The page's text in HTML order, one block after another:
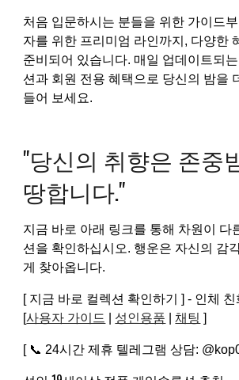
처음 입문하시는 분들을 위한 가이드
자를 위한 프리미엄 라인까지, 다양한
준비되어 있습니다. 매일 업데이트되는
션과 회원 전용 혜택으로 당신의 밤을
들어 보세요.
"당신의 취향은 존중
땅합니다."
지금 바로 아래 링크를 통해 차원이 다
션을 확인하십시오. 행운은 자신의 감
게 찾아옵니다.
[ 지금 바로 컬렉션 확인하기 ] - 인체 친
[사용자 가이드 성인용품 채팅 ]
[ 📞 24시간 제휴 텔레그램 상담: